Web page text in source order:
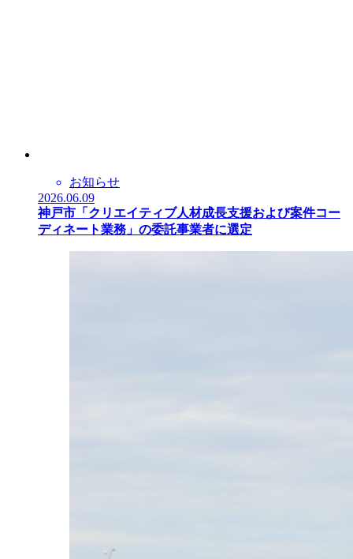
お知らせ
2026.06.09
神戸市「クリエイティブ人材成長支援および案件コー
ディネート業務」の委託事業者に選定